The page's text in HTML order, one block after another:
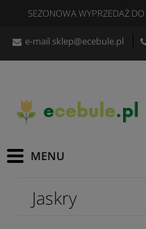
SEZONOWA WYPRZEDAŻ DO
e-mail sklep@ecebule.pl
Jaskry